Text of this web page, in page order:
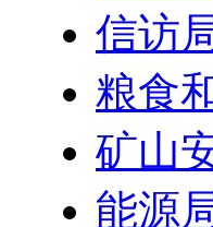
信访
粮食
矿山
能源